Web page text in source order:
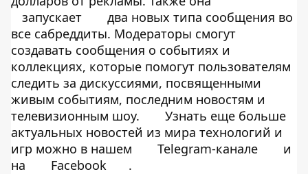
запускает
два новых типа сообщения во
все сабреддиты. Модераторы смогут
создавать сообщения о событиях и
коллекциях, которые помогут пользователям
следить за дискуссиями, посвященными
живым событиям, последним новостям и
телевизионным шоу.
Узнать еще больше
актуальных новостей из мира технологий и
игр можно в нашем
Telegram-канале
и
на
Facebook .